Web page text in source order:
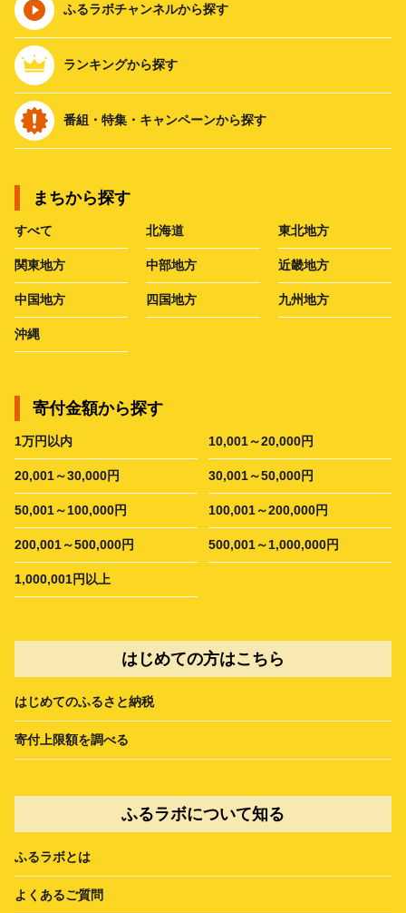
ふるラボチャンネルから探す
ランキングから探す
番組・特集・キャンペーンから探す
まちから探す
すべて 北海道 東北地方
関東地方 中部地方 近畿地方
中国地方 四国地方 九州地方
沖縄
寄付金額から探す
1万円以内 10,001～20,000円
20,001～30,000円 30,001～50,000円
50,001～100,000円 100,001～200,000円
200,001～500,000円 500,001～1,000,000円
1,000,001円以上
はじめての方はこちら
はじめてのふるさと納税
寄付上限額を調べる
ふるラボについて知る
ふるラボとは
よくあるご質問